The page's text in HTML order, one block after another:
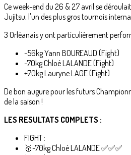
Ce week-end du 26 & 27 avril se
Jujitsu, l'un des plus gros tournois
3 Orléanais y ont particulièrement
-56kg Yann BOUREAUD (Fight)
-70kg Chloé LALANDE (Fight)
+70kg Lauryne LAGE (Fight)
De bon augure pour les futurs
de la saison !
LES RESULTATS COMPLETS :
FIGHT :
🥇-70kg Chloé LALANDE ✅️✅️✅️